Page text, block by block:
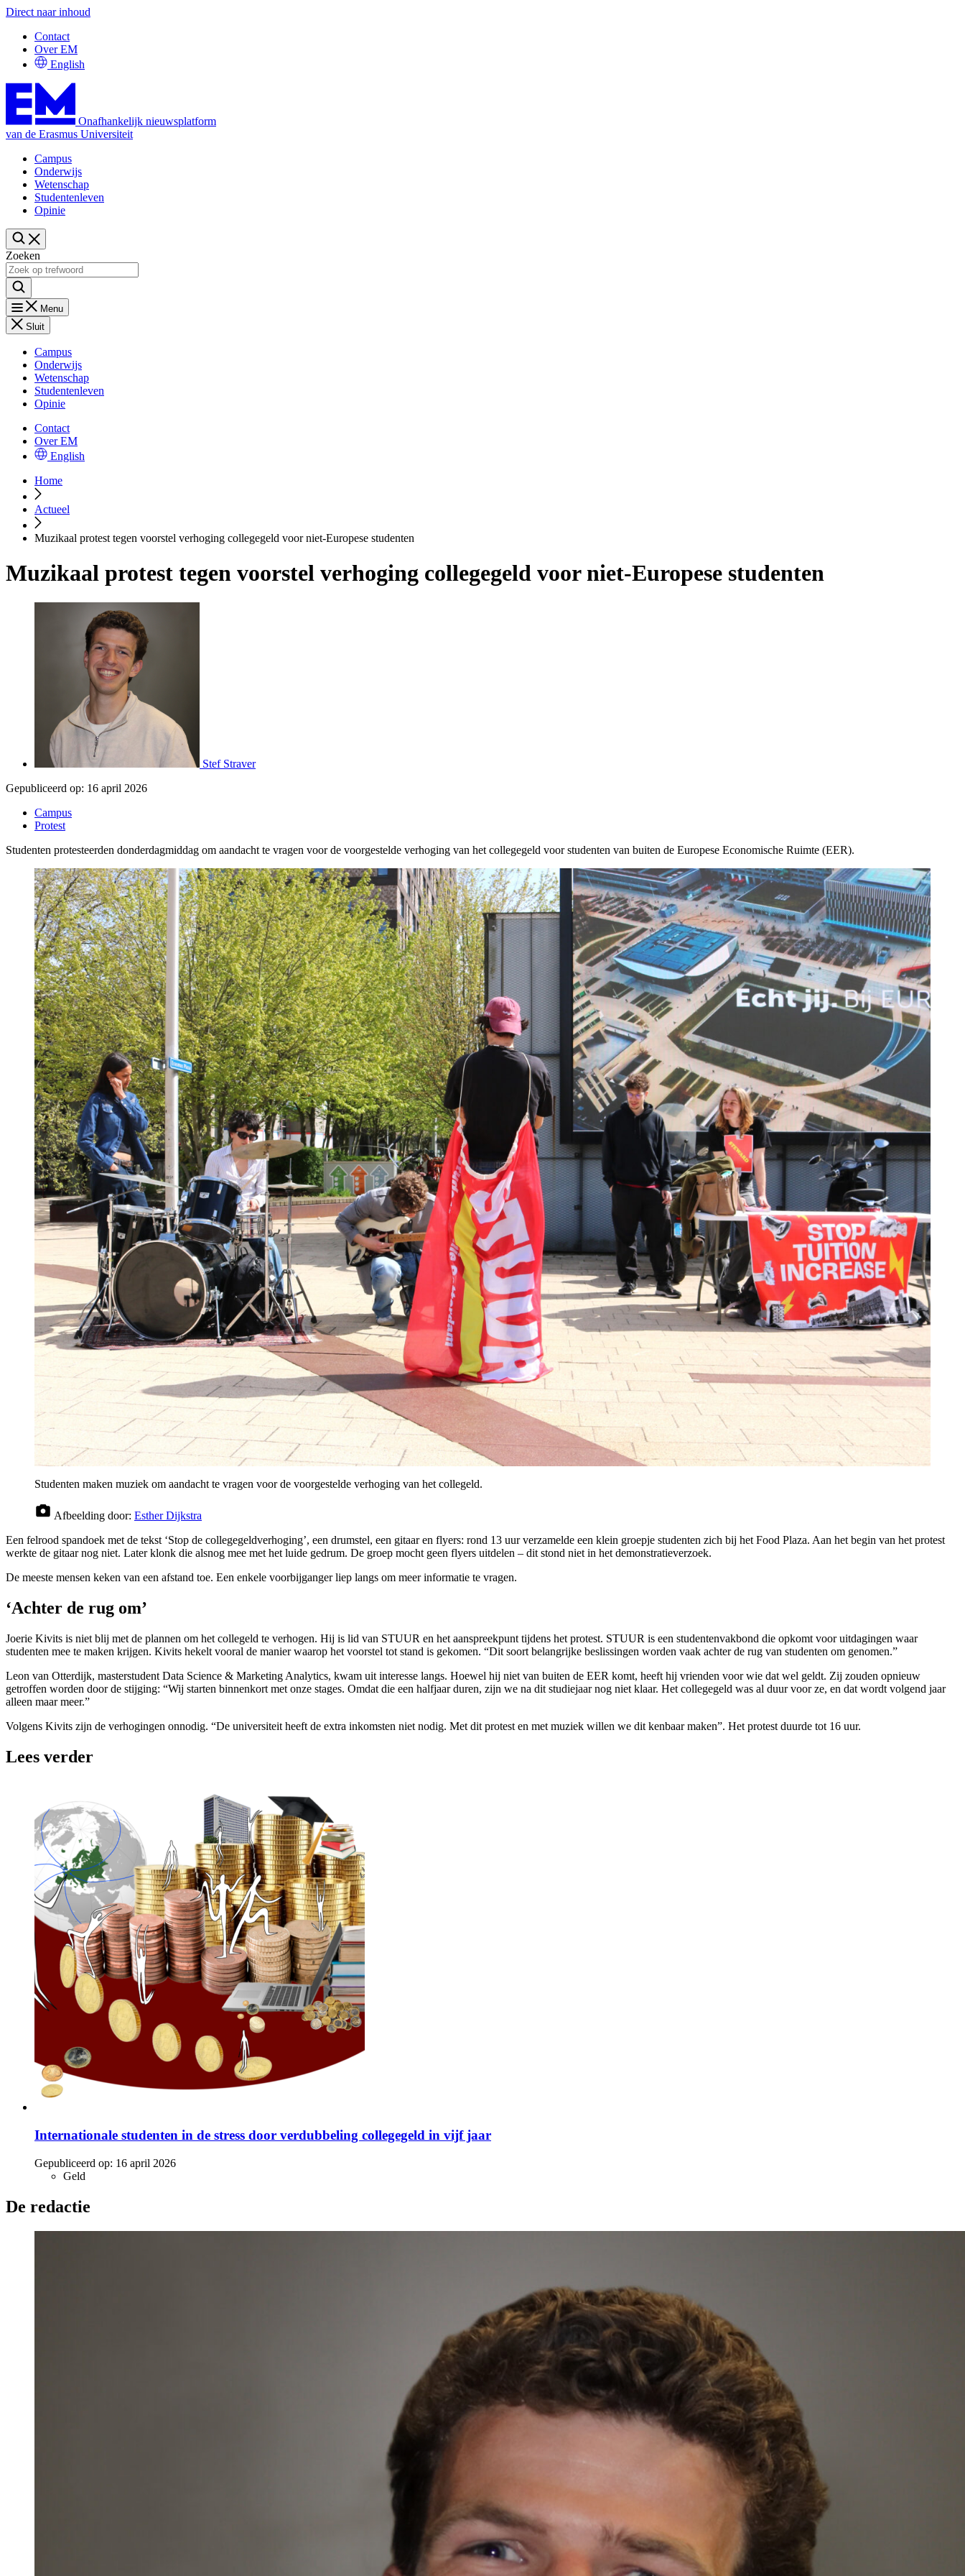
Direct naar inhoud
Contact
Over EM
English
Onafhankelijk nieuwsplatform
van de Erasmus Universiteit
Campus
Onderwijs
Wetenschap
Studentenleven
Opinie
Zoeken
Menu
Sluit
Campus
Onderwijs
Wetenschap
Studentenleven
Opinie
Contact
Over EM
English
Home
Actueel
Muzikaal protest tegen voorstel verhoging collegegeld voor niet-Europese studenten
Muzikaal protest tegen voorstel verhoging collegegeld voor niet-Europese studenten
Stef Straver
Gepubliceerd op: 16 april 2026
Campus
Protest
Studenten protesteerden donderdagmiddag om aandacht te vragen voor de voorgestelde verhoging van het collegegeld voor studenten van buiten de Europese Economische Ruimte (EER).
Studenten maken muziek om aandacht te vragen voor de voorgestelde verhoging van het collegeld.
Afbeelding door: Esther Dijkstra
Een felrood spandoek met de tekst ‘Stop de collegegeldverhoging’, een drumstel, een gitaar en flyers: rond 13 uur verzamelde een klein groepje studenten zich bij het Food Plaza. Aan het begin van het protest
werkte de gitaar nog niet. Later klonk die alsnog mee met het luide gedrum. De groep mocht geen flyers uitdelen – dit stond niet in het demonstratieverzoek.
De meeste mensen keken van een afstand toe. Een enkele voorbijganger liep langs om meer informatie te vragen.
‘Achter de rug om’
Joerie Kivits is niet blij met de plannen om het collegeld te verhogen. Hij is lid van STUUR en het aanspreekpunt tijdens het protest. STUUR is een studentenvakbond die opkomt voor uitdagingen waar
studenten mee te maken krijgen. Kivits hekelt vooral de manier waarop het voorstel tot stand is gekomen. “Dit soort belangrijke beslissingen worden vaak achter de rug van studenten om genomen.”
Leon van Otterdijk, masterstudent Data Science & Marketing Analytics, kwam uit interesse langs. Hoewel hij niet van buiten de EER komt, heeft hij vrienden voor wie dat wel geldt. Zij zouden opnieuw
getroffen worden door de stijging: “Wij starten binnenkort met onze stages. Omdat die een halfjaar duren, zijn we na dit studiejaar nog niet klaar. Het collegegeld was al duur voor ze, en dat wordt volgend jaar
alleen maar meer.”
Volgens Kivits zijn de verhogingen onnodig. “De universiteit heeft de extra inkomsten niet nodig. Met dit protest en met muziek willen we dit kenbaar maken”. Het protest duurde tot 16 uur.
Lees verder
Internationale studenten in de stress door verdubbeling collegegeld in vijf jaar
Gepubliceerd op: 16 april 2026
Geld
De redactie